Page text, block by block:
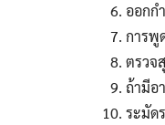
ออกก
การพู
ตรวจ
ถ้ามีอ
ระมัด